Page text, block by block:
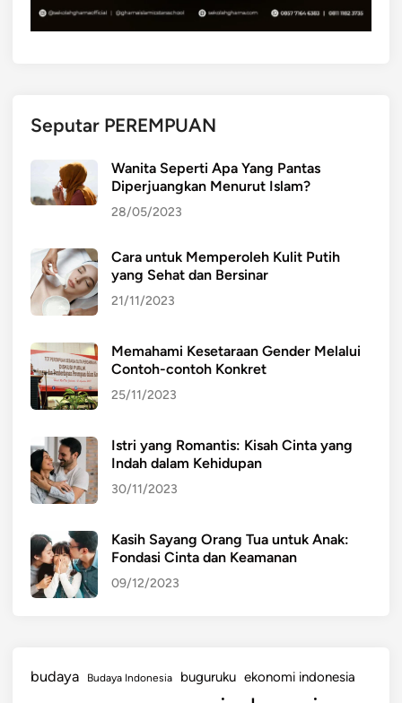
Seputar PEREMPUAN
Wanita Seperti Apa Yang Pantas
Diperjuangkan Menurut Islam?
28/05/2023
Cara untuk Memperoleh Kulit Putih
yang Sehat dan Bersinar
21/11/2023
Memahami Kesetaraan Gender Melalui
Contoh-contoh Konkret
25/11/2023
Istri yang Romantis: Kisah Cinta yang
Indah dalam Kehidupan
30/11/2023
Kasih Sayang Orang Tua untuk Anak:
Fondasi Cinta dan Keamanan
09/12/2023
budaya Budaya Indonesia buguruku ekonomi indonesia